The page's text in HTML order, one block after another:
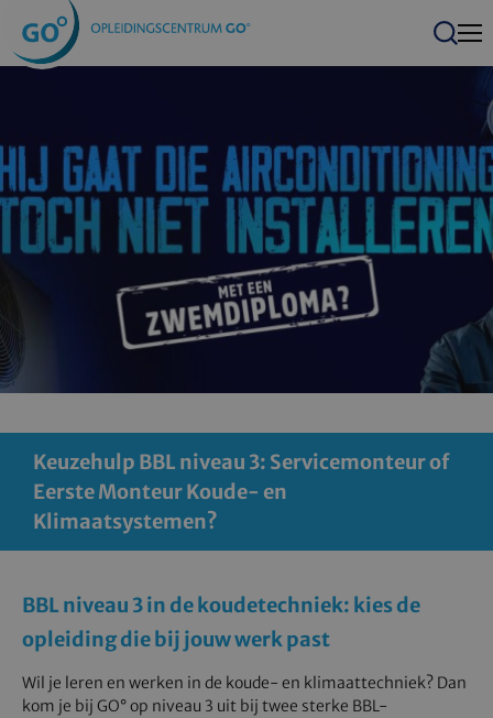
Zoeken
Keuzehulp BBL niveau 3: Servicemonteur of
Eerste Monteur Koude- en
Klimaatsystemen?
BBL niveau 3 in de koudetechniek: kies de
opleiding die bij jouw werk past
Wil je leren en werken in de koude- en klimaattechniek? Dan
kom je bij GO° op niveau 3 uit bij twee sterke BBL-